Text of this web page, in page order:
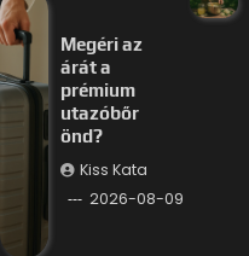
Megéri az
árát a
prémium
utazóbőr
önd?
Kiss Kata
2026-08-09